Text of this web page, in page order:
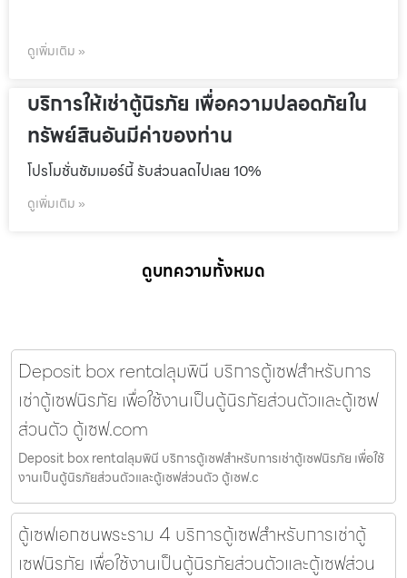
ดูเพิ่มเติม »
บริการให้เช่าตู้นิรภัย เพื่อความปลอดภัยใน
ทรัพย์สินอันมีค่าของท่าน
โปรโมชั่นชัมเมอร์นี้ รับส่วนลดไปเลย 10%
ดูเพิ่มเติม »
ดูบทความทั้งหมด
Deposit box rentalลุมพินี บริการตู้เซฟสำหรับการ
เช่าตู้เซฟนิรภัย เพื่อใช้งานเป็นตู้นิรภัยส่วนตัวและตู้เซฟ
ส่วนตัว ตู้เซฟ.com
Deposit box rentalลุมพินี บริการตู้เซฟสำหรับการเช่าตู้เซฟนิรภัย เพื่อใช้
งานเป็นตู้นิรภัยส่วนตัวและตู้เซฟส่วนตัว ตู้เซฟ.c
ตู้เซฟเอกชนพระราม 4 บริการตู้เซฟสำหรับการเช่าตู้
เซฟนิรภัย เพื่อใช้งานเป็นตู้นิรภัยส่วนตัวและตู้เซฟส่วน